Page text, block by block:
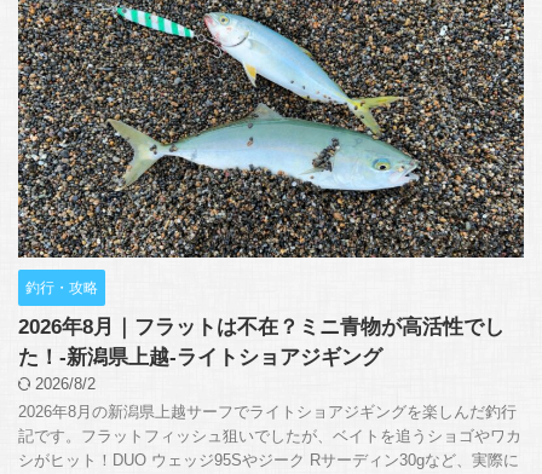
釣行・攻略
2026年8月｜フラットは不在？ミニ青物が高活性でし
た！-新潟県上越-ライトショアジギング
2026/8/2
2026年8月の新潟県上越サーフでライトショアジギングを楽しんだ釣行
記です。フラットフィッシュ狙いでしたが、ベイトを追うショゴやワカ
シがヒット！DUO ウェッジ95Sやジーク Rサーディン30gなど、実際に